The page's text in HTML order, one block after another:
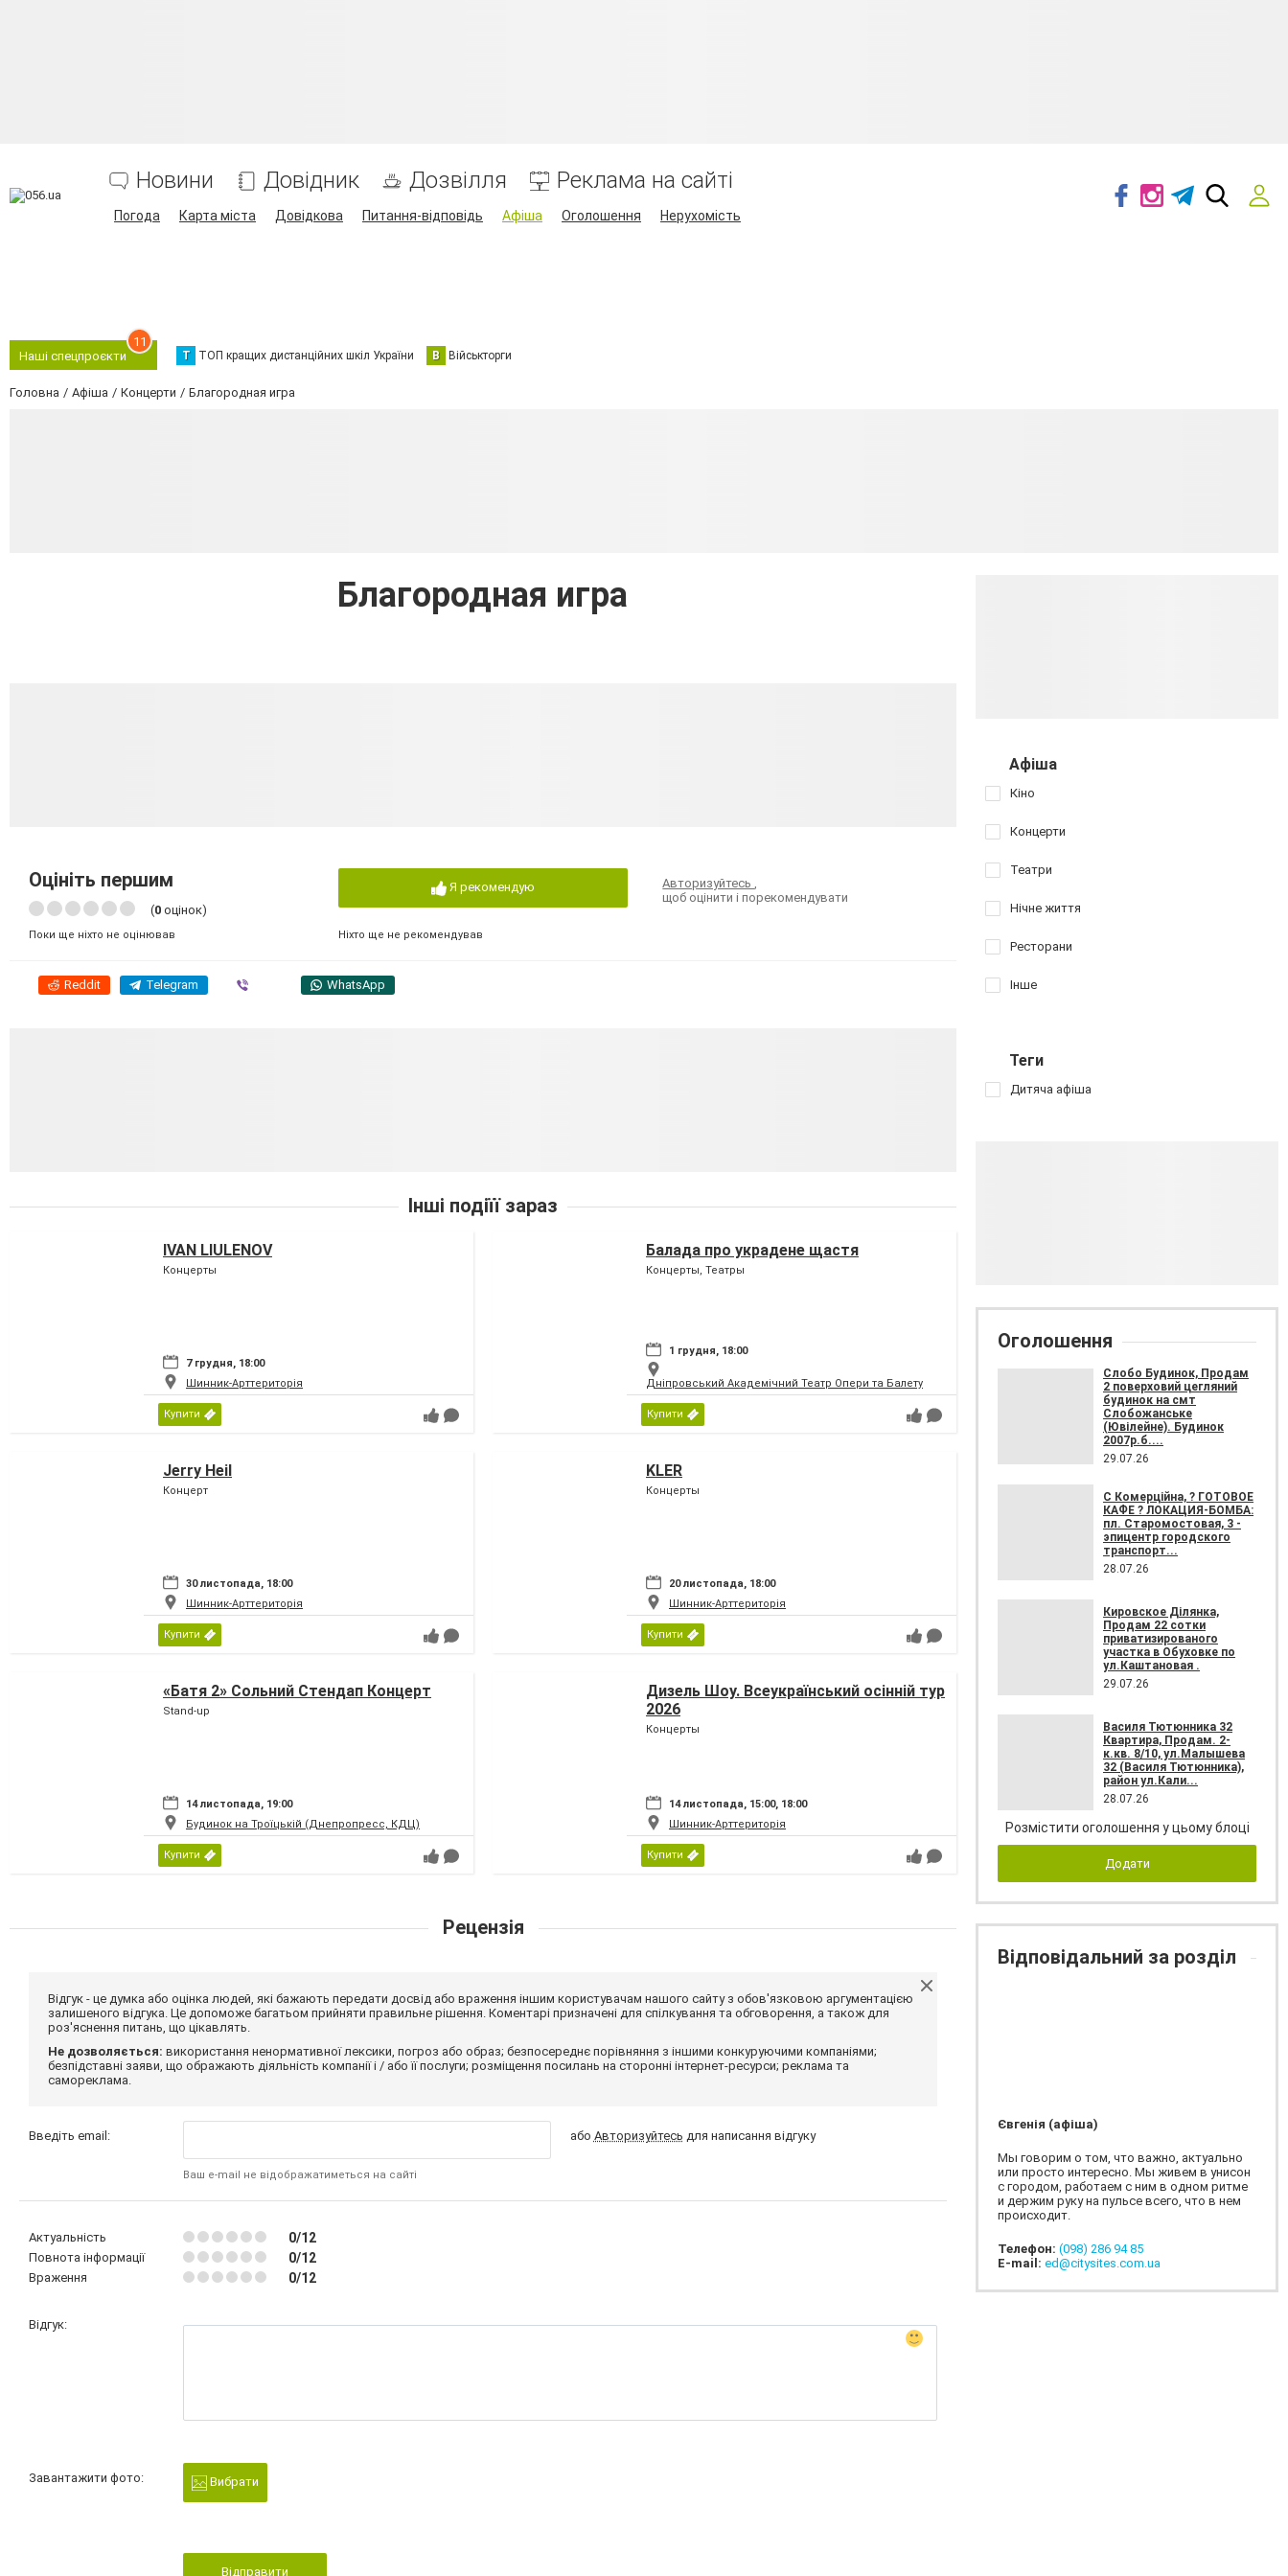
Новини Довідник Дозвілля Реклама на сайті
Погода Карта міста Довідкова Питання-відповідь Афіша Оголошення Нерухомість
Наші спецпроєкти
11
Т ТОП кращих дистанційних шкіл України В Військторги
Головна Афіша Концерти Благородная игра
Благородная игра
Оцініть першим
(0 оцінок)
Поки ще ніхто не оцінював
Я рекомендую
Ніхто ще не рекомендував
Авторизуйтесь,
щоб оцінити і порекомендувати
Reddit Telegram WhatsApp
Інші подіїї зараз
IVAN LIULENOV
Концерты
7 грудня, 18:00
Шинник-Арттериторія
Купити
Балада про украдене щастя
Концерты, Театры
1 грудня, 18:00
Дніпровський Академічний Театр Опери та Балету
Купити
Jerry Heil
Концерт
30 листопада, 18:00
Шинник-Арттериторія
Купити
KLER
Концерты
20 листопада, 18:00
Шинник-Арттериторія
Купити
«Батя 2» Сольний Стендап Концерт
Stand-up
14 листопада, 19:00
Будинок на Троїцькій (Днепропресс, КДЦ)
Купити
Дизель Шоу. Всеукраїнський осінній тур
2026
Концерты
14 листопада, 15:00, 18:00
Шинник-Арттериторія
Купити
Рецензія
Відгук - це думка або оцінка людей, які бажають передати досвід або враження іншим користувачам нашого сайту з обов'язковою аргументацією
залишеного відгука. Це допоможе багатьом прийняти правильне рішення. Коментарі призначені для спілкування та обговорення, а також для
роз'яснення питань, що цікавлять.
Не дозволяється: використання ненормативної лексики, погроз або образ; безпосереднє порівняння з іншими конкуруючими компаніями;
безпідставні заяви, що ображають діяльність компанії і / або її послуги; розміщення посилань на сторонні інтернет-ресурси; реклама та
самореклама.
Введіть email:
Ваш e-mail не відображатиметься на сайті
або Авторизуйтесь для написання відгуку
Актуальність 0/12
Повнота інформації 0/12
Враження 0/12
Відгук:
Завантажити фото: Вибрати
Відправити
Афіша
Кіно
Концерти
Театри
Нічне життя
Ресторани
Інше
Теги
Дитяча афіша
Оголошення
Слобо Будинок, Продам
2 поверховий цегляний
будинок на смт
Слобожанське
(Ювілейне). Будинок
2007р.б....
29.07.26
С Комерційна, ? ГОТОВОЕ
КАФЕ ? ЛОКАЦИЯ-БОМБА:
пл. Старомостовая, 3 -
эпицентр городского
транспорт...
28.07.26
Кировское Ділянка,
Продам 22 сотки
приватизированого
участка в Обуховке по
ул.Каштановая .
29.07.26
Василя Тютюнника 32
Квартира, Продам. 2-
к.кв. 8/10, ул.Малышева
32 (Василя Тютюнника),
район ул.Кали...
28.07.26
Розмістити оголошення у цьому блоці
Додати
Відповідальний за розділ
Євгенія (афіша)
Мы говорим о том, что важно, актуально
или просто интересно. Мы живем в унисон
с городом, работаем с ним в одном ритме
и держим руку на пульсе всего, что в нем
происходит.
Телефон: (098) 286 94 85
E-mail: ed@citysites.com.ua